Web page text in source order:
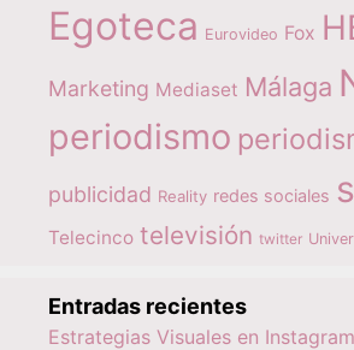
Egoteca Eurovideo Fox
Marketing Mediaset Málaga
periodismo
publicidad Reality redes sociales
Telecinco televisión twitter
Entradas recientes
Estrategias Visuales en